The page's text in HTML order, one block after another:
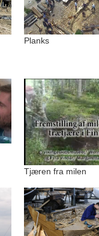
Planks
Tjæren fra milen